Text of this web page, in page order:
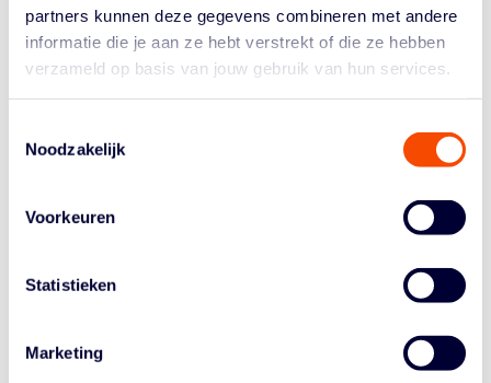
partners kunnen deze gegevens combineren met andere
informatie die je aan ze hebt verstrekt of die ze hebben
verzameld op basis van jouw gebruik van hun services.
Noodzakelijk
Voorkeuren
Statistieken
Marketing
Bij Zwolle is de verdediging misschien wel de beste
aanval. Coaches en spelers in Nederland roemen
Landstede om hun gedisciplineerde defense (zo ook
individuele klasse die onze tegenstanders hebben. Dan
moet je een team hebben dat bereid is te vechten voor
DE VLOEK VAN ZES FINALES
Jaumin vindt ook Den Bosch een team hebben dat op
basis van individueel talent favoriet zou moeten zijn. “Ze
Jito Kok heel sterk inside.z Als je de gokkantoren zou
vragen, zal er ongetwijfeld veel geld op hen staan.” Voor